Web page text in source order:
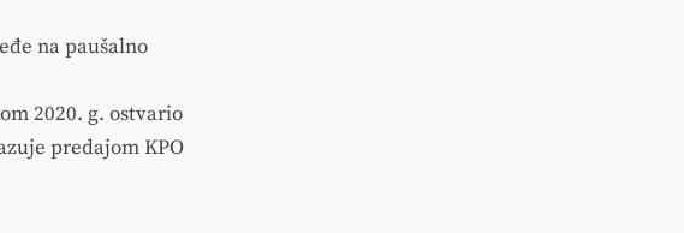
na paušalno
2020. g. ostvario
predajom KPO